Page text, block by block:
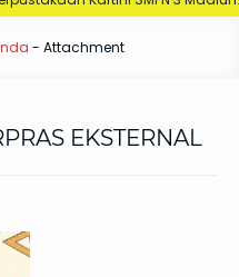
- Attachment
EKSTERNAL